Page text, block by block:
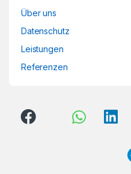
Über uns
Datenschutz
Leistungen
Referenzen